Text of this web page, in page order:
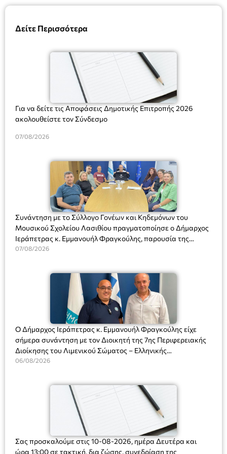
Δείτε Περισσότερα
Για να δείτε τις Αποφάσεις Δημοτικής Επιτροπής 2026
ακολουθείστε τον Σύνδεσμο
07/08/2026
Συνάντηση με το Σύλλογο Γονέων και Κηδεμόνων του
Μουσικού Σχολείου Λασιθίου πραγματοποίησε ο Δήμαρχος
Ιεράπετρας κ. Εμμανουήλ Φραγκούλης, παρουσία της
Διευθύντριας του σχολείου κας Μαριάννας Χαΐτα.
07/08/2026
Ο Δήμαρχος Ιεράπετρας κ. Εμμανουήλ Φραγκούλης είχε
σήμερα συνάντηση με τον Διοικητή της 7ης Περιφερειακής
Διοίκησης του Λιμενικού Σώματος – Ελληνικής
Ακτοφυλακής (Λ.Σ.-ΕΛ.ΑΚΤ.), Αρχιπλοίαρχο Λ.Σ. κ. Ιωάννη
06/08/2026
Σας προσκαλούμε στις 10-08-2026, ημέρα Δευτέρα και
ώρα 13:00 σε τακτική, δια ζώσης, συνεδρίαση της